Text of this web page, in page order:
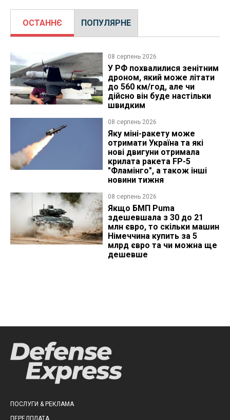
ОСТАННЄ ПОПУЛЯРНЕ
08 серпень 2026
У РФ похвалилися зенітним
дроном, який може літати
до 560 км/год, але чи
дійсно він буде настільки
швидким
08 серпень 2026
Яку міні-ракету може
отримати Україна та які
нові двигуни отримала
крилата ракета FP-5
"Фламінго", а також інші
новини тижня
08 серпень 2026
Якщо БМП Puma
здешевшала з 30 до 21
млн євро, то скільки машин
Німеччина купить за 5
млрд євро та чи можна ще
дешевше
ПОСЛУГИ & РЕКЛАМА